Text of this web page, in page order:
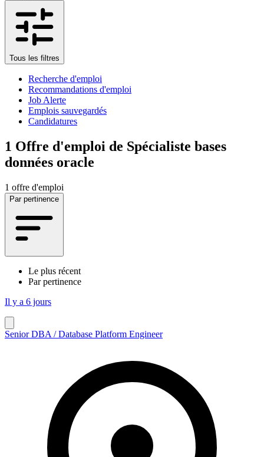
Tous les filtres
Recherche d'emploi
Recommandations d'emploi
Job Alerte
Emplois sauvegardés
Candidatures
1 Offre d'emploi de Spécialiste bases
données oracle
1 offre d'emploi
Par pertinence
Le plus récent
Par pertinence
Il y a 6 jours
Senior DBA / Database Platform Engineer